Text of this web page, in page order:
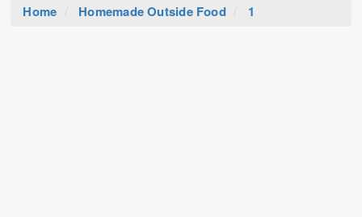
Home Homemade Outside Food 1